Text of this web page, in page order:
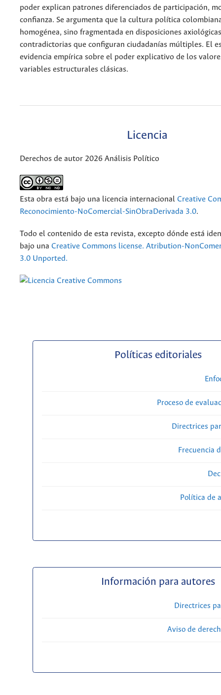
poder explican patrones diferenciados de participación,
confianza. Se argumenta que la cultura política
homogénea, sino fragmentada en disposiciones axiológicas
contradictorias que configuran ciudadanías múltiples. El
evidencia empírica sobre el poder explicativo de los
variables estructurales clásicas.
Licencia
Derechos de autor 2026 Análisis Político
Esta obra está bajo una licencia internacional Creative
Reconocimiento-NoComercial-SinObraDerivada 3.0.
Todo el contenido de esta revista, excepto dónde está
bajo una Creative Commons license. Atribution-
3.0 Unported.
Políticas editoriales
Proceso de
Directrices
Frecuencia
Política de
Información para autores
Directrices
Aviso de